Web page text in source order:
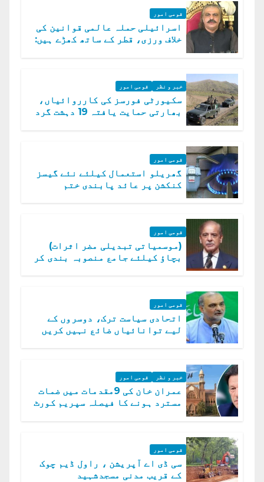
قومی امور
اسرائیلی حملہ عالمی قوانین کی
خلاف ورزی، قطر کے ساتھ کھڑے ہیں:
خبر و نظر قومی امور
سکیورٹی فورسز کی کارروائیاں،
بھارتی حمایت یافتہ 19 دہشت گرد
قومی امور
گھریلو استعمال کیلئے نئے گیسز
کنکشن پر عائد پابندی ختم
قومی امور
(موسمیاتی تبدیلی مضر اثرات)
بچاؤ کیلئے جامع منصوبہ بندی کر
قومی امور
اتحادی سیاست ترک، دوسروں کے
لیے توانائیاں ضائع نہیں کریں
خبر و نظر قومی امور
عمران خان کی 9مقدمات میں ضمات
مسترد ہونے کا فیصلہ سپریم کورٹ
قومی امور
سی ڈی اے آپریشن ، راول ڈیم چوک
کے قریب مدنی مسجدشہید